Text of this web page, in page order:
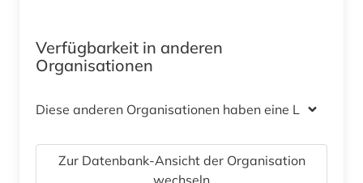
Verfügbarkeit in anderen
Organisationen
Diese anderen Organisationen haben eine Lizenz
Zur Datenbank-Ansicht der Organisation
wechseln